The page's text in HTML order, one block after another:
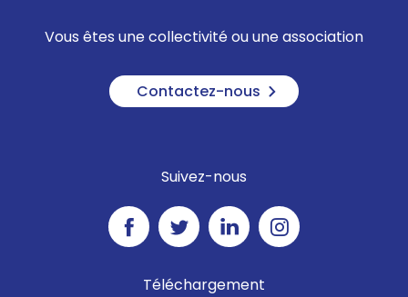
Vous êtes une collectivité ou une association
Contactez-nous
Suivez-nous
Téléchargement